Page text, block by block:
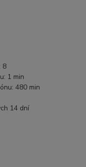
8
1 min
480 min
14 dní